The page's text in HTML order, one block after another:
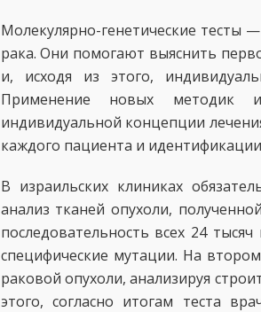
Молекулярно-генетические тесты
рака. Они помогают выяснить
и, исходя из этого,
Применение новых методик
индивидуальной концепции
каждого пациента и
В израильских клиниках
анализ тканей опухоли,
последовательность всех 24
специфические мутации. На
раковой опухоли, анализируя
этого, согласно итогам теста